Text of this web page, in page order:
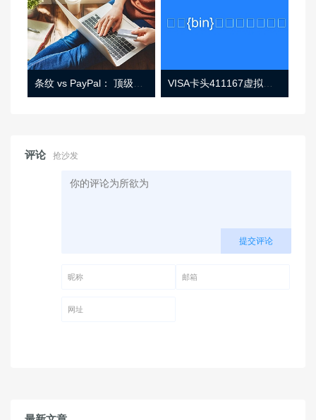
条纹 vs PayPal： 顶级功能， 定价 （和更多！ VISA卡头411167虚拟卡基础信息
评论 抢沙发
提交评论